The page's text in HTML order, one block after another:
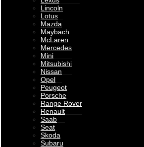
Lincoln
Lotus
Mazda
Maybach
McLaren
Mercedes
Mini
Mitsubishi
Nissan
Opel
Peugeot
Porsche
Range Rover
Renault
Saab
Seat
Skoda
Subaru